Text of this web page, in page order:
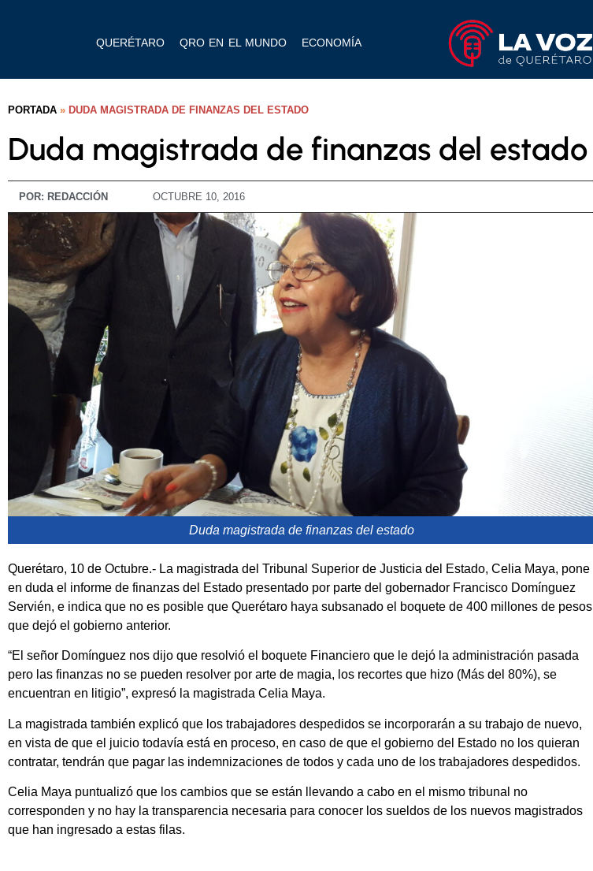
QUERÉTARO QRO EN EL MUNDO ECONOMÍA
PORTADA » DUDA MAGISTRADA DE FINANZAS DEL ESTADO
Duda magistrada de finanzas del estado
POR: REDACCIÓN OCTUBRE 10, 2016
Duda magistrada de finanzas del estado
Querétaro, 10 de Octubre.- La magistrada del Tribunal Superior de Justicia del Estado, Celia Maya, pone
en duda el informe de finanzas del Estado presentado por parte del gobernador Francisco Domínguez
Servién, e indica que no es posible que Querétaro haya subsanado el boquete de 400 millones de pesos
que dejó el gobierno anterior.
“El señor Domínguez nos dijo que resolvió el boquete Financiero que le dejó la administración pasada
pero las finanzas no se pueden resolver por arte de magia, los recortes que hizo (Más del 80%), se
encuentran en litigio”, expresó la magistrada Celia Maya.
La magistrada también explicó que los trabajadores despedidos se incorporarán a su trabajo de nuevo,
en vista de que el juicio todavía está en proceso, en caso de que el gobierno del Estado no los quieran
contratar, tendrán que pagar las indemnizaciones de todos y cada uno de los trabajadores despedidos.
Celia Maya puntualizó que los cambios que se están llevando a cabo en el mismo tribunal no
corresponden y no hay la transparencia necesaria para conocer los sueldos de los nuevos magistrados
que han ingresado a estas filas.